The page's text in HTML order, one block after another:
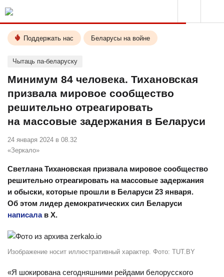
Поддержать нас Беларусы на войне
Чытаць па-беларуску
Минимум 84 человека. Тихановская
призвала мировое сообщество
решительно отреагировать
на массовые задержания в Беларуси
24 января 2024 в 08.32
«Зеркало»
Светлана Тихановская призвала мировое сообщество
решительно отреагировать на массовые задержания
и обыски, которые прошли в Беларуси 23 января.
Об этом лидер демократических сил Беларуси
написалав Х.
Изображение носит иллюстративный характер. Фото: TUT.BY
«Я шокирована сегодняшними рейдами белорусского